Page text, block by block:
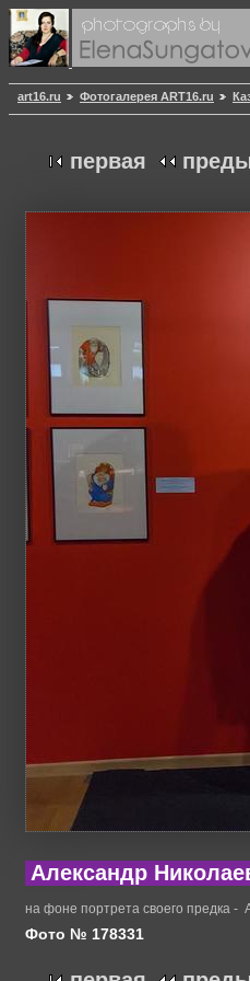
art16.ru Фотогалерея ART16.ru
первая
Александр
на фоне портрета своего предка -
Фото № 178331